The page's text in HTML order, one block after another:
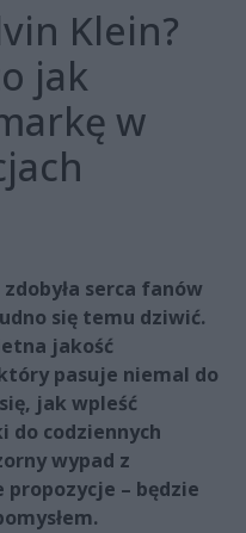
Klein?
jak
w
serca fanów
się temu dziwić.
jakość
pasuje niemal do
jak wpleść
codziennych
wypad z
propozycje – będzie